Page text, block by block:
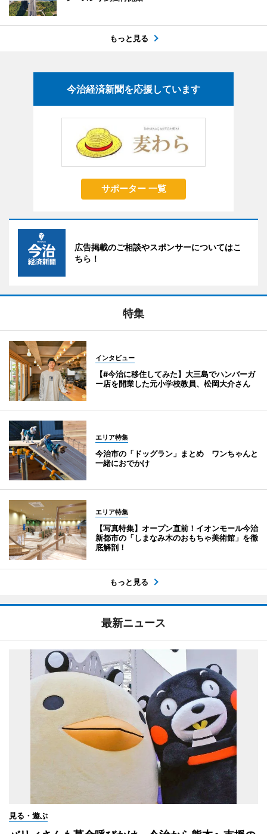
もっと見る
今治経済新聞を応援しています
サポーター 一覧
広告掲載のご相談やスポンサーについてはこ
ちら！
特集
インタビュー
【#今治に移住してみた】大三島でハンバーガ
ー店を開業した元小学校教員、松岡大介さん
エリア特集
今治市の「ドッグラン」まとめ ワンちゃんと
一緒におでかけ
エリア特集
【写真特集】オープン直前！イオンモール今治
新都市の「しまなみ木のおもちゃ美術館」を徹
底解剖！
もっと見る
最新ニュース
見る・遊ぶ